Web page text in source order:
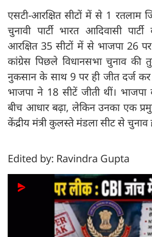
एसटी-आरक्षित सीटों में से 1 रतलाम
चुनावी पार्टी भारत आदिवासी
आरक्षित 35 सीटों में से भाजपा 26
कांग्रेस पिछले विधानसभा चुनाव की
नुकसान के साथ 9 पर ही जीत दर्ज
भाजपा ने 18 सीटें जीती थीं।
बीच आधार बढ़ा, लेकिन उनका एक
केंद्रीय मंत्री कुलस्ते मंडला सीट से चुनाव
Edited by: Ravindra Gupta